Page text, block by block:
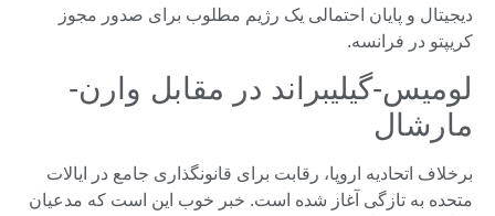
دیجیتال و پایان احتمالی یک رژیم مطلوب برای صدور مجوز
کریپتو در فرانسه.
لومیس-گیلیبراند در مقابل وارن-
مارشال
برخلاف اتحادیه اروپا، رقابت برای قانونگذاری جامع در ایالات
متحده به تازگی آغاز شده است. خبر خوب این است که مدعیان